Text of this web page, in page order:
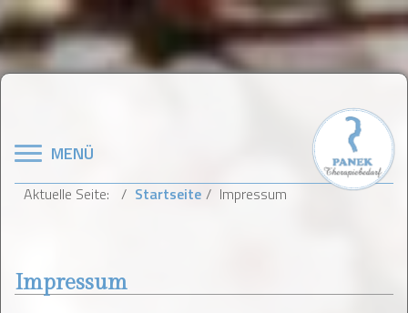
Navigation
MENÜ
Aktuelle Seite: Startseite Impressum
Impressum